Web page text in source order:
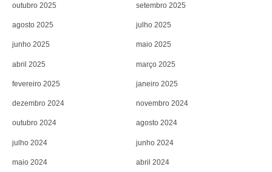
outubro 2025 setembro 2025
agosto 2025 julho 2025
junho 2025 maio 2025
abril 2025 março 2025
fevereiro 2025 janeiro 2025
dezembro 2024 novembro 2024
outubro 2024 agosto 2024
julho 2024 junho 2024
maio 2024 abril 2024